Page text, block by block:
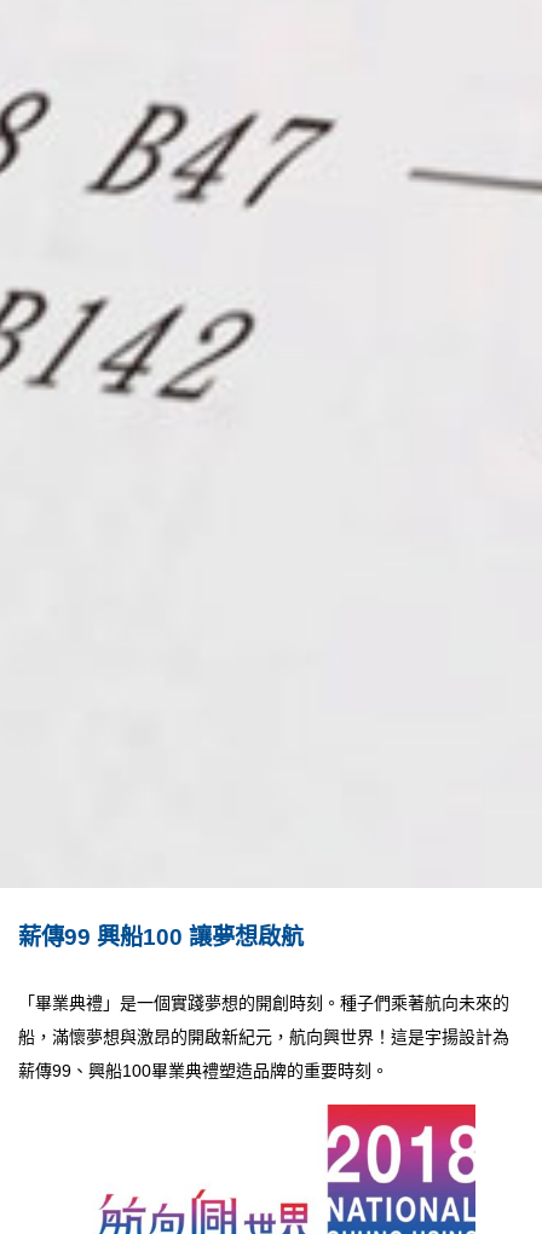
薪傳99 興船100 讓夢想啟航
「畢業典禮」是一個實踐夢想的開創時刻。種子們乘著航向未來的
船，滿懷夢想與激昂的開啟新紀元，航向興世界！這是宇揚設計為
薪傳99、興船100畢業典禮塑造品牌的重要時刻。